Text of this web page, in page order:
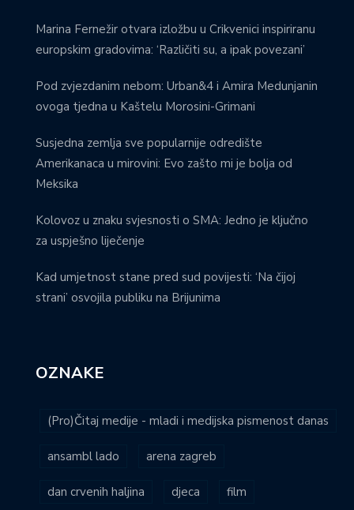
Marina Fernežir otvara izložbu u Crikvenici inspiriranu
europskim gradovima: ‘Različiti su, a ipak povezani’
Pod zvjezdanim nebom: Urban&4 i Amira Medunjanin
ovoga tjedna u Kaštelu Morosini-Grimani
Susjedna zemlja sve popularnije odredište
Amerikanaca u mirovini: Evo zašto mi je bolja od
Meksika
Kolovoz u znaku svjesnosti o SMA: Jedno je ključno
za uspješno liječenje
Kad umjetnost stane pred sud povijesti: ‘Na čijoj
strani’ osvojila publiku na Brijunima
OZNAKE
(Pro)Čitaj medije - mladi i medijska pismenost danas
ansambl lado arena zagreb
dan crvenih haljina djeca film